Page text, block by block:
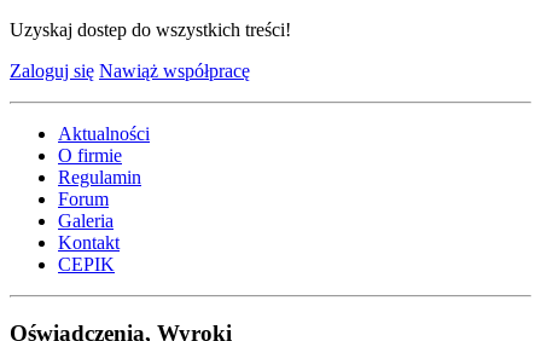
Uzyskaj dostep do wszystkich treści!
Zaloguj się Nawiąż współpracę
Aktualności
O firmie
Regulamin
Forum
Galeria
Kontakt
CEPIK
Oświadczenia, Wyroki